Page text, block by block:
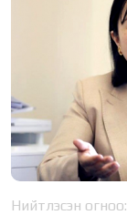
Нийтлэсэн огноо: